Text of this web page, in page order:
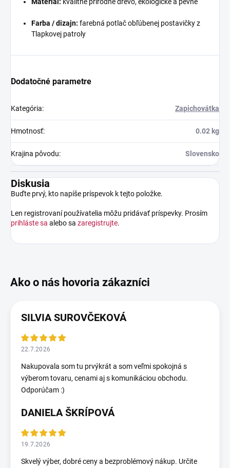
Farba / dizajn: farebná potlač obľúbenej postavičky z
Tlapkovej patroly
Dodatočné parametre
Kategória: Zapichovátka
Hmotnosť: 0.02 kg
Krajina pôvodu: Slovensko
Diskusia
Buďte prvý, kto napíše príspevok k tejto položke.
Len registrovaní používatelia môžu pridávať príspevky. Prosím
prihláste sa alebo sa zaregistrujte.
SILVIA SUROVČEKOVÁ
22.7.2026
Nakupovala som tu prvýkrát a som veľmi spokojná s
výberom tovaru, cenami aj s komunikáciou obchodu.
Odporúčam :)
DANIELA ŠKRÍPOVÁ
19.7.2026
Skvelý výber, dobré ceny a bezproblémový nákup. Určite